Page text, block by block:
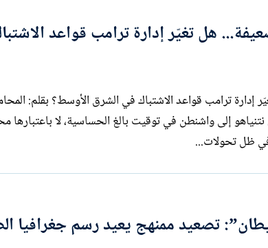
هل تغيّر إدارة ترامب قواعد
نتنياهو إلى واشنطن بأوراق ضعيفة... هل تغيّر
نتنياهو إلى واشنطن في توقيت بالغ الحساسية، لا باعتبارها
في ظل تحولات...
تصعيد ممنهج يعيد رسم جغرافيا